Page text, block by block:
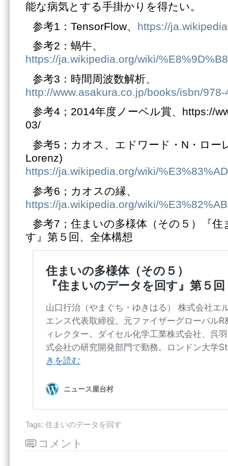
能な病気とする手掛かりを得たい。
参考1：TensorFlow、 https://
参考2：蝸牛、
https://ja.wikipedia.org/wiki/
参考3：時間周波数解析、
http://www.asakura.co.jp/books/isbn/
参考4；2014年度ノーベル賞、https://
03/
参考5；カオス、エドワード・N・ロー
Lorenz)
https://ja.wikipedia.org/wiki/
参考6；カオスの縁、
https://ja.wikipedia.org/wiki/
参考7；住まいの多様体（その５）『
す』第５回、全体構想
Tags: 住まいのデータを回す
コメント